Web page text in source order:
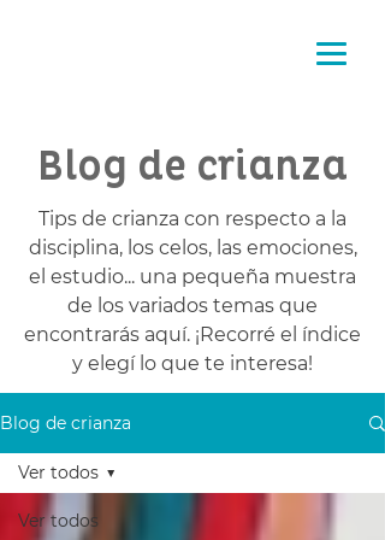
Blog de crianza
Tips de crianza con respecto a la
disciplina, los celos, las emociones,
el estudio... una pequeña muestra
de los variados temas que
encontrarás aquí. ¡Recorré el índice
y elegí lo que te interesa!
Blog de crianza
Ver todos
Ver todos